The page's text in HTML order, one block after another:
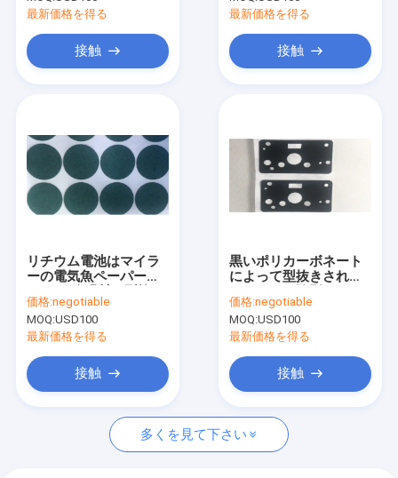
製品
ビデオ
わたしたち に つい て
品質管理
連絡 ください
ニュース
引金 を 求め て ください
最新価格を得る
接触
最新価格を得る
接触
リチウム電池はマイラ
ーの電気魚ペーパー
した
価格:negotiable
MOQ:USD100
最新価格を得る
接触
黒いポリカーボネート
によって型抜きされる
に広がる
価格:negotiable
MOQ:USD100
最新価格を得る
接触
多くを見て下さい